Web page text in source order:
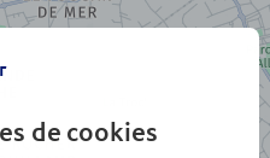
de cookies